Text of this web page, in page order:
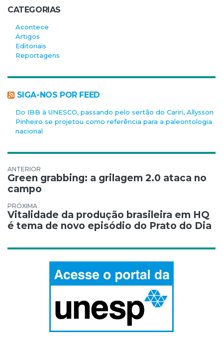
CATEGORIAS
Acontece
Artigos
Editoriais
Reportagens
SIGA-NOS POR FEED
Do IBB à UNESCO, passando pelo sertão do Cariri, Allysson
Pinheiro se projetou como referência para a paleontologia
nacional
Navegação de Post
Green grabbing: a grilagem 2.0 ataca no
campo
Vitalidade da produção brasileira em HQ
é tema de novo episódio do Prato do Dia